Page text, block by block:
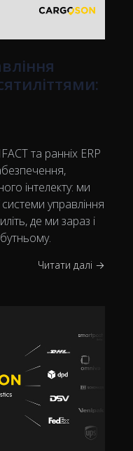
та ранніх ERP
інтелекту: ми
управління
де ми зараз і
Читати далі →